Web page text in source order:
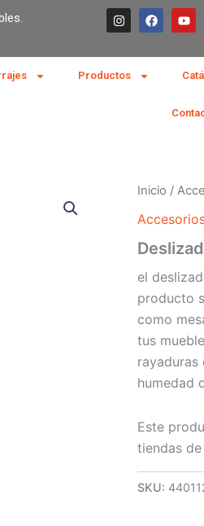
I
n
s
a
g
F
a
c
b
Y
o
u
u
b
Productos
Inicio /
el
producto
como
tus
rayaduras
humedad
Este
tiendas
SKU: